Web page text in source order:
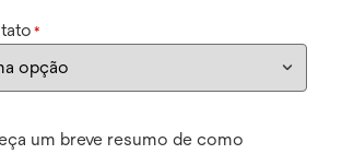
*
um breve resumo de como